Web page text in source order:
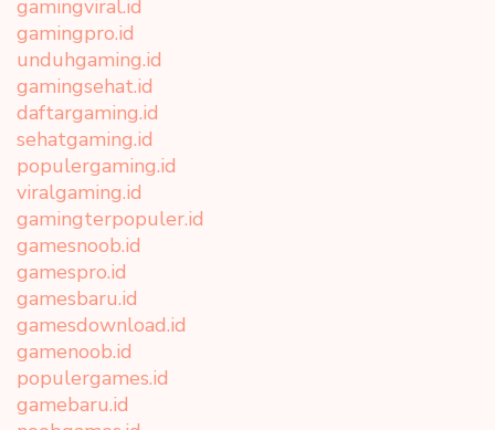
gamingviral.id
gamingpro.id
unduhgaming.id
gamingsehat.id
daftargaming.id
sehatgaming.id
populergaming.id
viralgaming.id
gamingterpopuler.id
gamesnoob.id
gamespro.id
gamesbaru.id
gamesdownload.id
gamenoob.id
populergames.id
gamebaru.id